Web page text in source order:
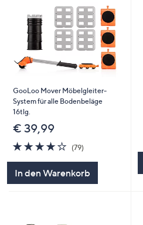
GooLoo Mover Möbelgleiter-
System für alle Bodenbeläge
16tlg.
€ 39,99
4.0
von
(79)
In den Warenkorb